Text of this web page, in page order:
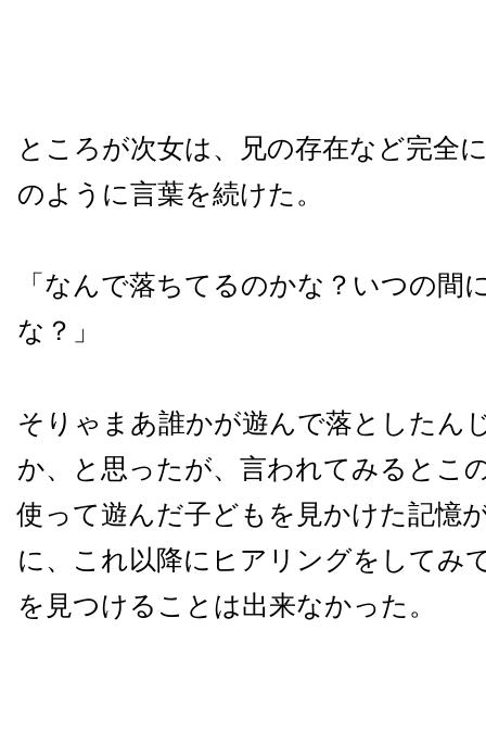
ところが次女は、兄の存在など完全
のように言葉を続けた。
「なんで落ちてるのかな？いつの間
な？」
そりゃまあ誰かが遊んで落としたん
か、と思ったが、言われてみるとこ
使って遊んだ子どもを見かけた記憶
に、これ以降にヒアリングをしてみ
を見つけることは出来なかった。